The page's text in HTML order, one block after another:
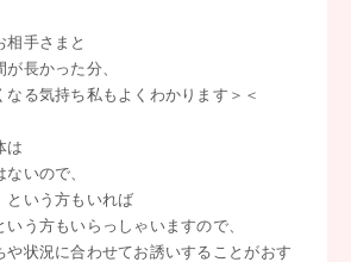
相手さまと
長かった分、
なる気持ち私もよくわかります＞＜
は
いので、
という方もいれば
いう方もいらっしゃいますので、
や状況に合わせてお誘いすることがおす